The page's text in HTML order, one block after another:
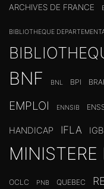
ARCHIVES DE FRANCE
BIBLIOTHEQUE
BNF BNL BPI
EMPLOI ENNSIB
HANDICAP IFLA IGB
OCLC PNB QUEBEC